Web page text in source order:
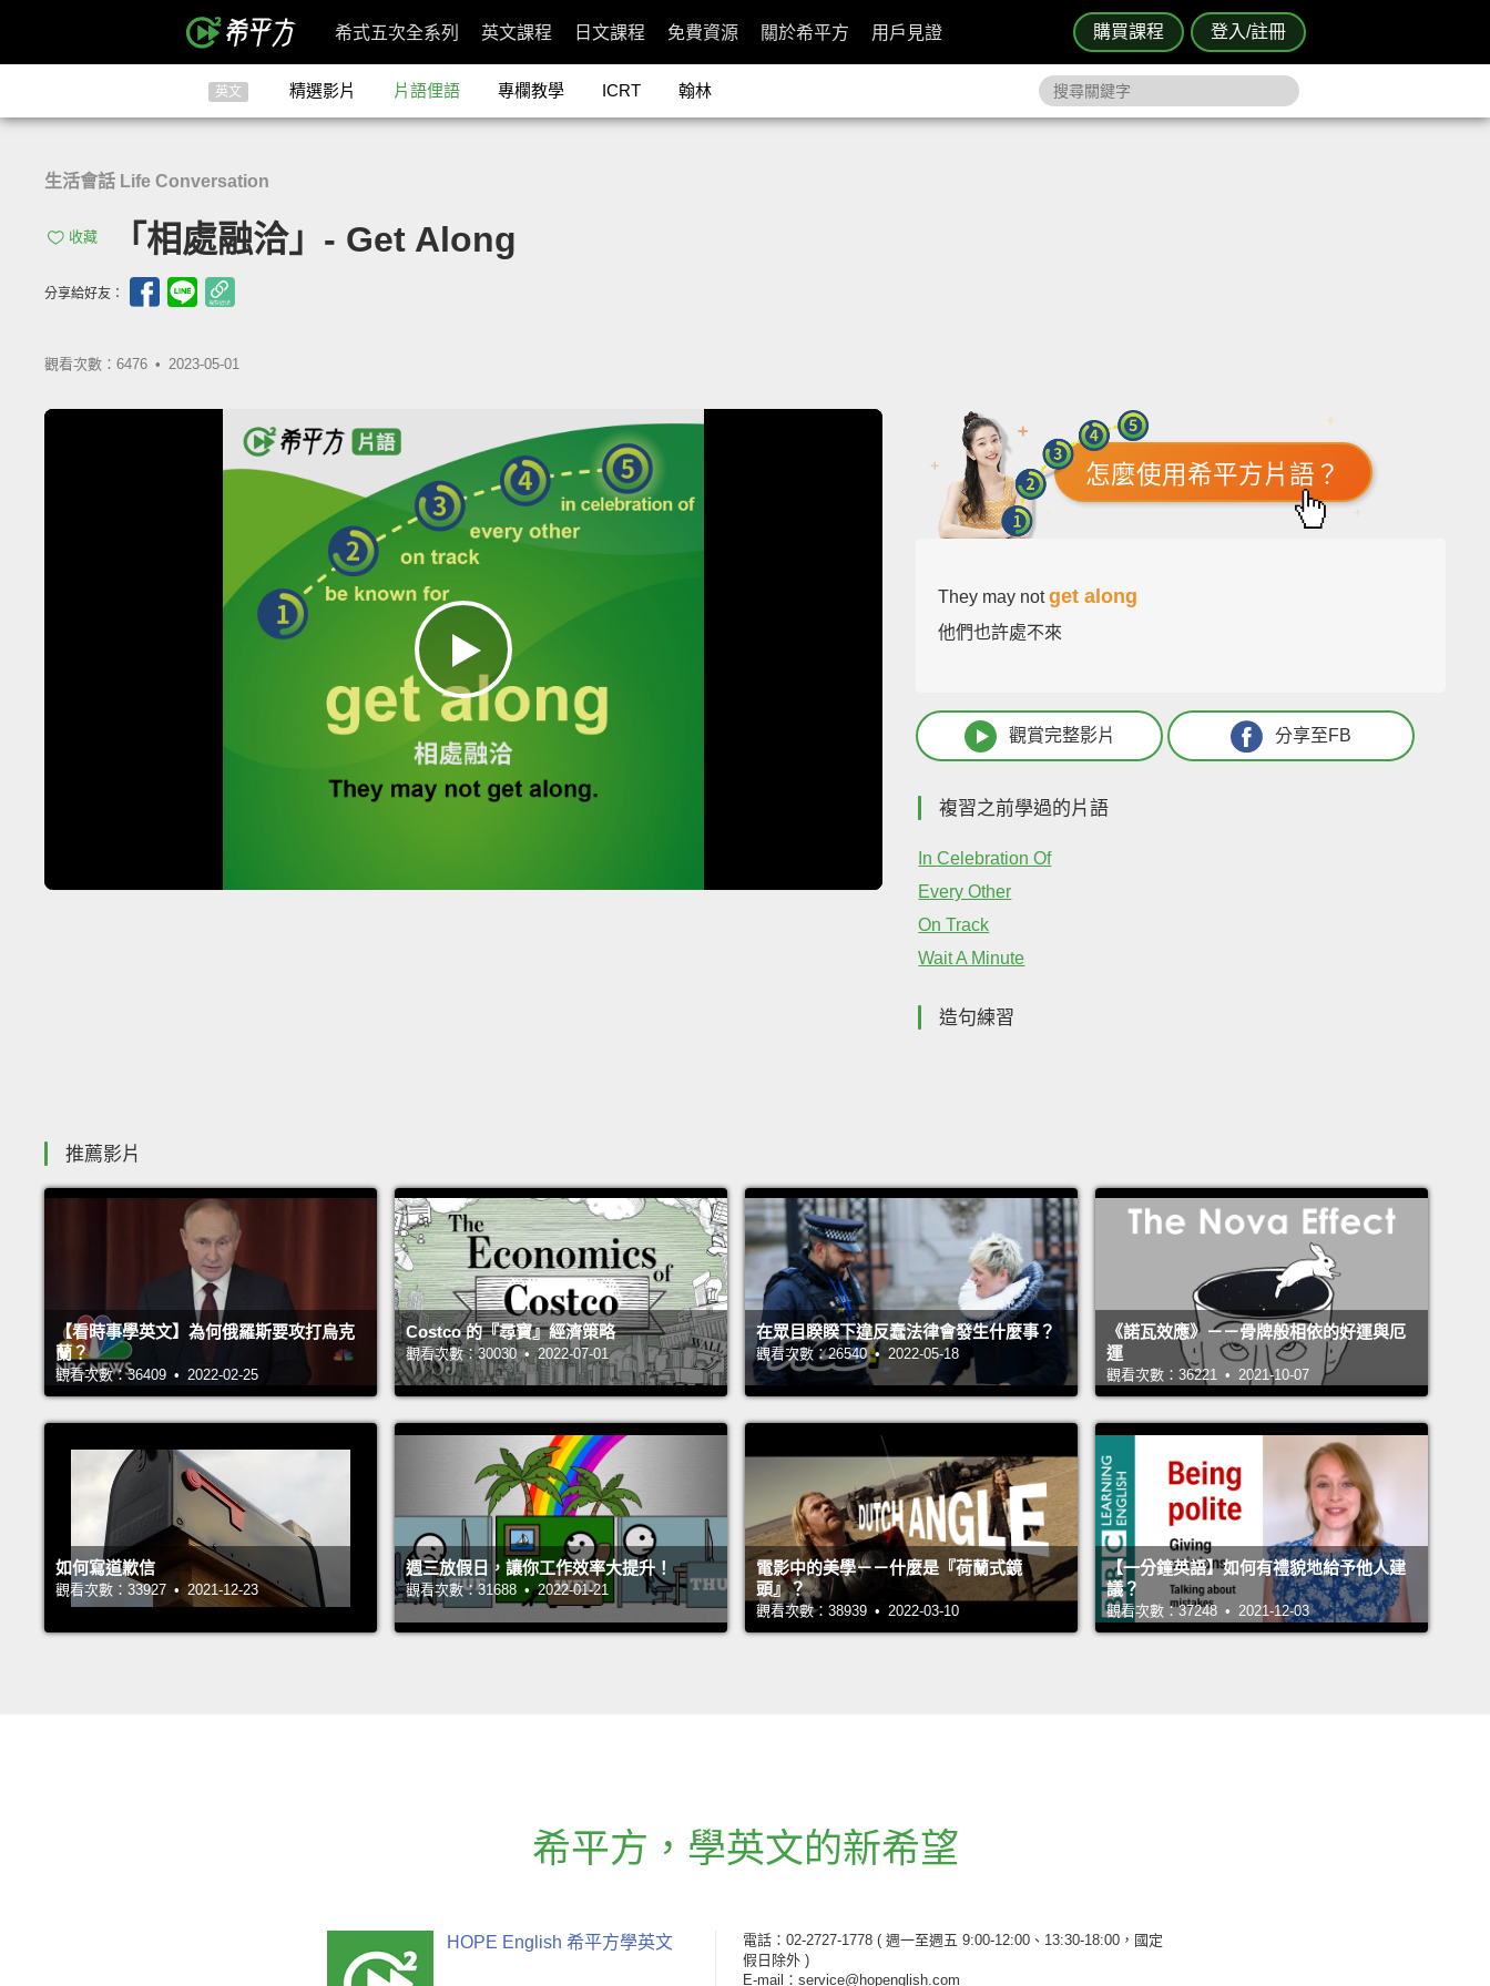
購買課程 登入/註冊
希式五次全系列 英文課程 日文課程 免費資源 關於希平方 用戶見證
英文 精選影片 片語俚語 專欄教學 ICRT 翰林
生活會話 Life Conversation
收藏 「相處融洽」- Get Along
分享給好友：
觀看次數：6476 • 2023-05-01
怎麼使用希平方片語？
They may notget along
他們也許處不來
觀賞完整影片 分享至FB
複習之前學過的片語
In Celebration Of
Every Other
On Track
Wait A Minute
造句練習
推薦影片
【看時事學英文】為何俄羅斯要攻打烏克
蘭？
觀看次數：36409 • 2022-02-25
Costco 的『尋寶』經濟策略
觀看次數：30030 • 2022-07-01
在眾目睽睽下違反蠢法律會發生什麼事？
觀看次數：26540 • 2022-05-18
《諾瓦效應》－－骨牌般相依的好運與厄
運
觀看次數：36221 • 2021-10-07
如何寫道歉信
觀看次數：33927 • 2021-12-23
週三放假日，讓你工作效率大提升！
觀看次數：31688 • 2022-01-21
電影中的美學－－什麼是『荷蘭式鏡
頭』？
觀看次數：38939 • 2022-03-10
【一分鐘英語】如何有禮貌地給予他人建
議？
觀看次數：37248 • 2021-12-03
希平方 ， 學英文的新希望
HOPE English 希平方學英文 電話：02-2727-1778 ( 週一至週五 9:00-12:00、13:30-18:00，國定
假日除外 )
E-mail：service@hopenglish.com